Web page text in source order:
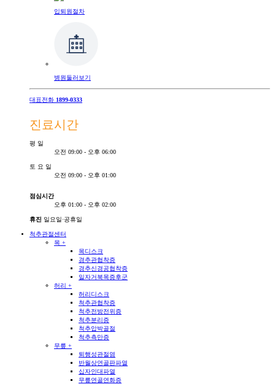
입퇴원절차
병원둘러보기
대표전화 1899-0333
진료시간
평 일
오전 09:00 - 오후 06:00
토 요 일
오전 09:00 - 오후 01:00
점심시간
오후 01:00 - 오후 02:00
휴진 일요일·공휴일
척추관절센터
목 +
목디스크
경추관협착증
경추신경공협착증
일자거북목증후군
허리 +
허리디스크
척추관협착증
척추전방전위증
척추분리증
척추압박골절
척추측만증
무릎 +
퇴행성관절염
반월상연골판파열
십자인대파열
무릎연골연화증